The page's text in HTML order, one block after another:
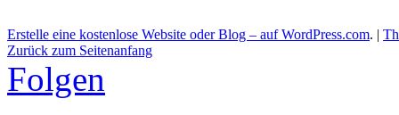
Erstelle eine kostenlose Website oder Blog – auf WordPress.com. |
Zurück zum Seitenanfang
Folgen